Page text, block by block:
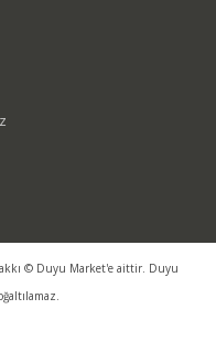
© Duyu Market'e aittir. Duyu